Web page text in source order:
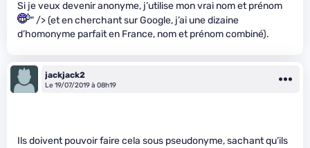
Si je veux devenir anonyme, j’utilise mon vrai nom et prénom
" /> (et en cherchant sur Google, j’ai une dizaine
d’homonyme parfait en France, nom et prénom combiné).
jackjack2
Le 19/07/2019 à 08h19
Ils doivent pouvoir faire cela sous pseudonyme, sachant qu’ils